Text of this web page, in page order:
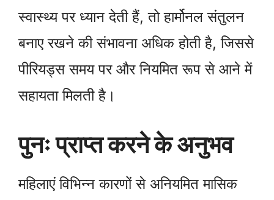
स्वास्थ्य पर ध्यान देती हैं, तो हार्मोनल संतुलन
बनाए रखने की संभावना अधिक होती है, जिससे
पीरियड्स समय पर और नियमित रूप से आने में
सहायता मिलती है।
पुनः प्राप्त करने के अनुभव
महिलाएं विभिन्न कारणों से अनियमित मासिक